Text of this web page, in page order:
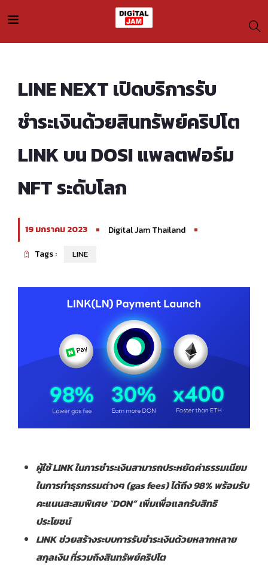
LINE NEXT เปิดบริการรับ
ชำระเงินด้วยสินทรัพย์คริปโต
LINK บน DOSI แพลตฟอร์ม
NFT ระดับโลก
19 มกราคม 2023
Digital Jam Thailand
Tags :
LINE
ผู้ใช้LINKในการชำระเงินสามารถประหยัดค่าธรรมเนียม
ในการทำธุรกรรมต่างๆ (gas fees)ได้ถึง98% พร้อมรับ
คะแนนสะสมพิเศษ“DON” เพิ่มเพื่อแลกรับสิทธิ
ประโยชน์
LINK ช่วยสร้างระบบการรับชำระเงินด้วยหลากหลาย
สกุลเงิน ที่รวมถึงสินทรัพย์คริปโต